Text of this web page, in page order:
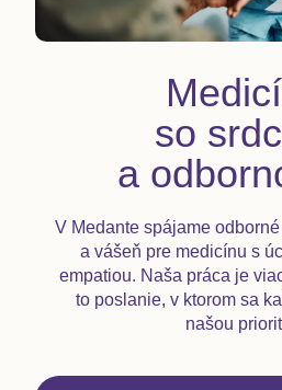
so
a
V Medante spájame
a vášeň pre medicínu s
empatiou. Naša práca je
to poslanie, v ktorom sa
našou